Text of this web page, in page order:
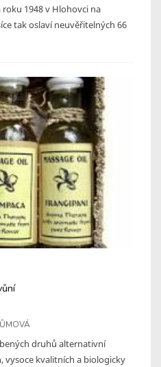
1948 v Hlohovci na
tak oslaví neuvěřitelných 66
druhů alternativní
vysoce kvalitních a biologicky